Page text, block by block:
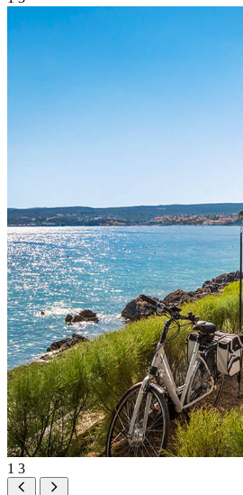
1 3